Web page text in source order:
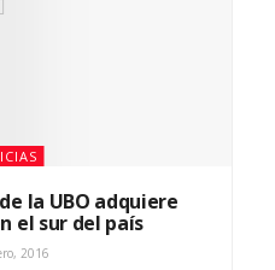
la UBO adquiere
el sur del país
2016